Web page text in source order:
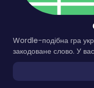
Wordle-подібна гра
закодоване слово. У